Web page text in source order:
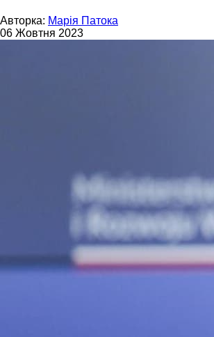
Авторка: Марія Патока
06 Жовтня 2023